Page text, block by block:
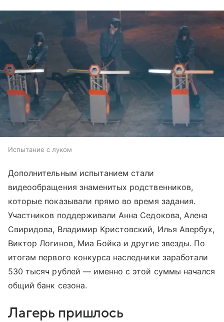
Испытание с луком
Дополнительным испытанием стали
видеообращения знаменитых родственников,
которые показывали прямо во время задания.
Участников поддерживали Анна Седокова, Алена
Свиридова, Владимир Кристовский, Илья Авербух,
Виктор Логинов, Миа Бойка и другие звезды. По
итогам первого конкурса наследники заработали
530 тысяч рублей — именно с этой суммы начался
общий банк сезона.
Лагерь пришлось